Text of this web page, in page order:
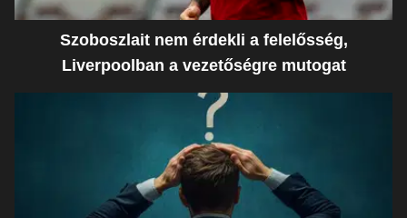
Szoboszlait nem érdekli a felelősség,
Liverpoolban a vezetőségre mutogat